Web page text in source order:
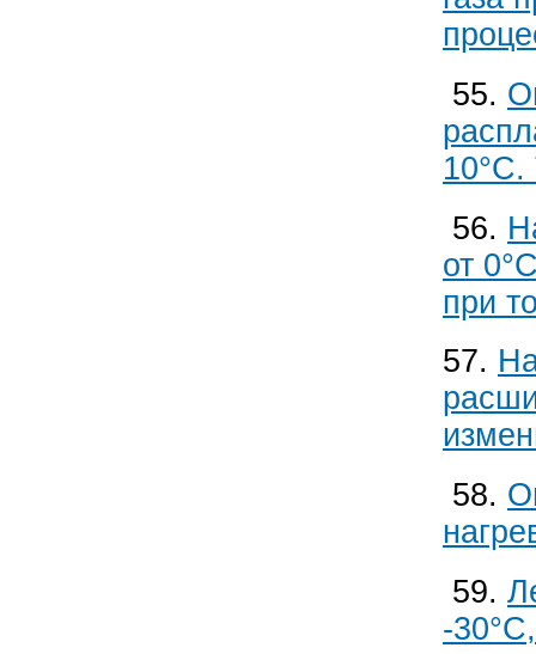
55.
10°С.
56.
от
при
57.
58.
59.
-